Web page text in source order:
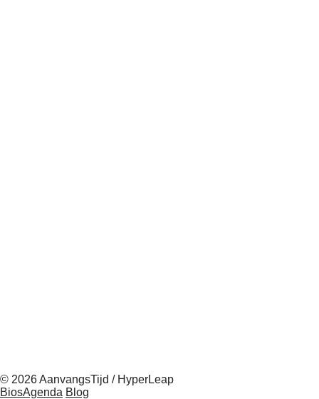
© 2026 AanvangsTijd / HyperLeap
BiosAgenda Blog